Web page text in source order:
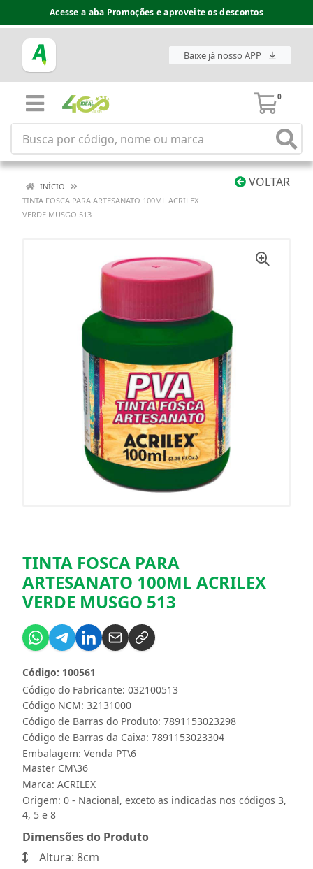
Acesse a aba Promoções e aproveite os descontos
Baixe já nosso APP
0
VOLTAR
INÍCIO
TINTA FOSCA PARA ARTESANATO 100ML ACRILEX
VERDE MUSGO 513
TINTA FOSCA PARA
ARTESANATO 100ML ACRILEX
VERDE MUSGO 513
Código do Fabricante: 032100513
Código: 100561
Código NCM: 32131000
Código de Barras do Produto: 7891153023298
Código de Barras da Caixa: 7891153023304
Embalagem: Venda PT\6
Master CM\36
Marca: ACRILEX
Origem: 0 - Nacional, exceto as indicadas nos códigos 3,
4, 5 e 8
Dimensões do Produto
Altura: 8cm